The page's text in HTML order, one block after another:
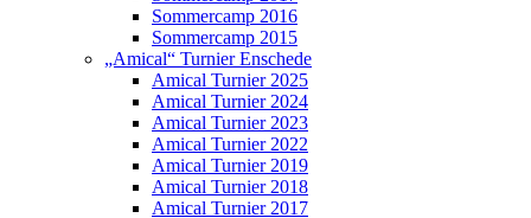
Sommercamp 2016
Sommercamp 2015
„Amical“ Turnier Enschede
Amical Turnier 2025
Amical Turnier 2024
Amical Turnier 2023
Amical Turnier 2022
Amical Turnier 2019
Amical Turnier 2018
Amical Turnier 2017